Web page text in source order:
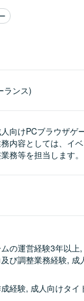
ランス)
向けPCブラウザゲ
内容としては、イ
務等を担当します。
の運営経験3年以
び調整業務経験,
経験, 成人向けタイ